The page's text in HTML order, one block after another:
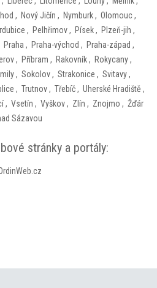
, Nový Jičín , Nymburk, Olomouc,
, Pelhřimov, Písek, Plzeň-jih ,
Praha , Praha-východ , Praha-západ ,
, Příbram , Rakovník, Rokycany,
, Sokolov, Strakonice , Svitavy,
, Trutnov, Třebíč, Uherské Hradiště ,
, Vsetín , Vyškov, Zlín , Znojmo , Žďár
Sázavou
stránky a portály: